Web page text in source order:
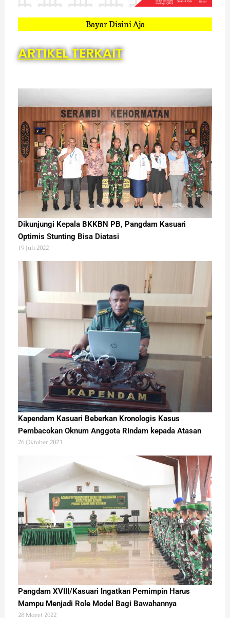
Bayar Disini Aja
ARTIKEL TERKAIT
Dikunjungi Kepala BKKBN PB, Pangdam Kasuari
Optimis Stunting Bisa Diatasi
19 Juli 2022
Kapendam Kasuari Beberkan Kronologis Kasus
Pembacokan Oknum Anggota Rindam kepada Atasan
26 Oktober 2023
Pangdam XVIII/Kasuari Ingatkan Pemimpin Harus
Mampu Menjadi Role Model Bagi Bawahannya
28 Maret 2022